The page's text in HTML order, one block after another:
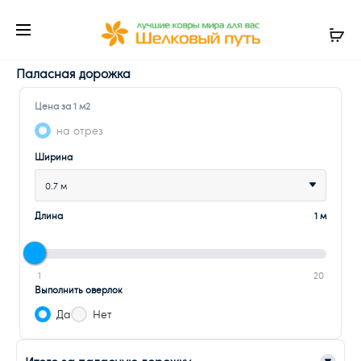
Паласная дорожка
Цена за 1 м2
на отрез
Ширина
0.7 м
Длина 1 м
1
20
Выполнить оверлок
Да Нет